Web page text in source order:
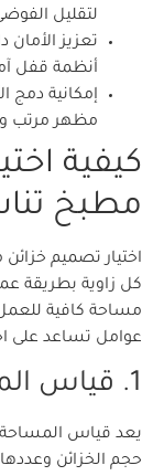
لتقليل
تعزيز
أنظمة قفل
إمكانية دمج
مظهر مرتب
كيفية
مطبخ
اختيار تصميم
كل زاوية بطريقة
مساحة كافية
عوامل تساعد على
1. قياس المساحة بدقة
يعد قياس المساحة
حجم الخزائن